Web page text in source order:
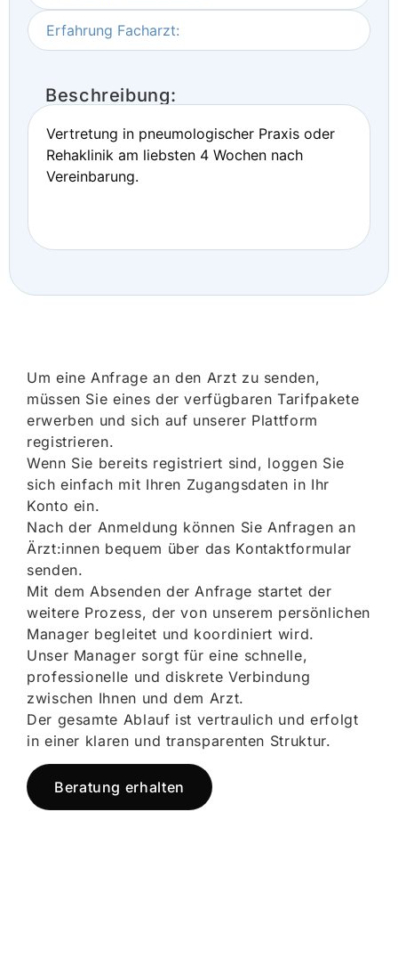
Erfahrung Facharzt:
Beschreibung:
Vertretung in pneumologischer Praxis oder
Rehaklinik am liebsten 4 Wochen nach
Vereinbarung.
Um eine Anfrage an den Arzt zu senden,
müssen Sie eines der verfügbaren Tarifpakete
erwerben und sich auf unserer Plattform
registrieren.
Wenn Sie bereits registriert sind, loggen Sie
sich einfach mit Ihren Zugangsdaten in Ihr
Konto ein.
Nach der Anmeldung können Sie Anfragen an
Ärzt:innen bequem über das Kontaktformular
senden.
Mit dem Absenden der Anfrage startet der
weitere Prozess, der von unserem persönlichen
Manager begleitet und koordiniert wird.
Unser Manager sorgt für eine schnelle,
professionelle und diskrete Verbindung
zwischen Ihnen und dem Arzt.
Der gesamte Ablauf ist vertraulich und erfolgt
in einer klaren und transparenten Struktur.
Beratung erhalten